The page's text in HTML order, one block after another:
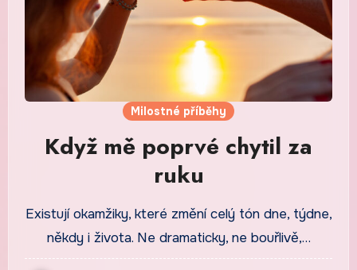
Milostné příběhy
Když mě poprvé chytil za
ruku
Existují okamžiky, které změní celý tón dne, týdne,
někdy i života. Ne dramaticky, ne bouřlivě,…